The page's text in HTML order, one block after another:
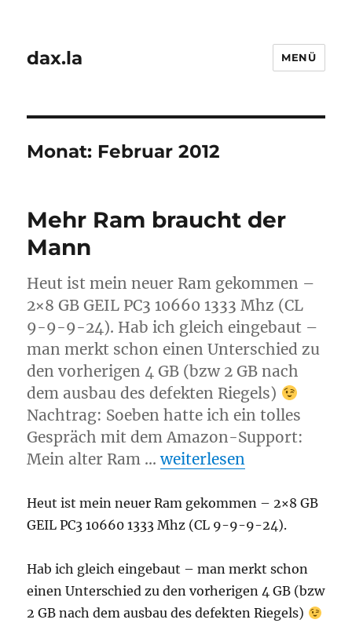
dax.la MENÜ
Monat: Februar 2012
Mehr Ram braucht der
Mann
Heut ist mein neuer Ram gekommen –
2×8 GB GEIL PC3 10660 1333 Mhz (CL
9-9-9-24). Hab ich gleich eingebaut –
man merkt schon einen Unterschied zu
den vorherigen 4 GB (bzw 2 GB nach
dem ausbau des defekten Riegels)
Nachtrag: Soeben hatte ich ein tolles
Gespräch mit dem Amazon-Support:
Mein alter Ram …„Mehr Ram braucht der
weiterlesen
Heut ist mein neuer Ram gekommen – 2×8 GB
GEIL PC3 10660 1333 Mhz (CL 9-9-9-24).
Hab ich gleich eingebaut – man merkt schon
einen Unterschied zu den vorherigen 4 GB (bzw
2 GB nach dem ausbau des defekten Riegels)